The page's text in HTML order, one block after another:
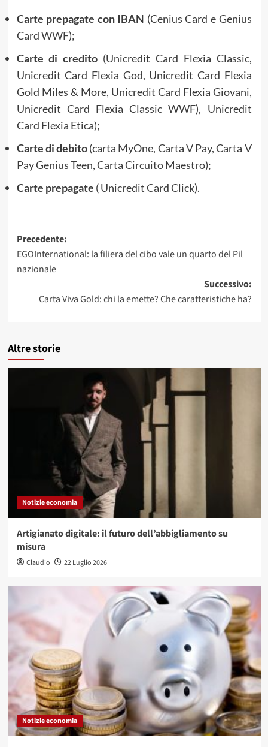
Carte prepagate con IBAN (Cenius Card e Genius
Card WWF);
Carte di credito (Unicredit Card Flexia Classic,
Unicredit Card Flexia God, Unicredit Card Flexia
Gold Miles & More, Unicredit Card Flexia Giovani,
Unicredit Card Flexia Classic WWF), Unicredit
Card Flexia Etica);
Carte di debito(carta MyOne, Carta V Pay, Carta V
Pay Genius Teen, Carta Circuito Maestro);
Carte prepagate ( Unicredit Card Click).
Navigazione
articolo
Precedente:
EGOInternational: la filiera del cibo vale un quarto del Pil
nazionale
Successivo:
Carta Viva Gold: chi la emette? Che caratteristiche ha?
Altre storie
Notizie economia
Artigianato digitale: il futuro dell’abbigliamento su
misura
Claudio 22 Luglio 2026
Notizie economia